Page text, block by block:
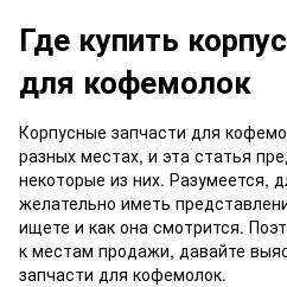
Где купить
для кофемолок
Корпусные запчасти для
разных местах, и эта статья
некоторые из них. Разумеется,
желательно иметь
ищете и как она смотрится.
к местам продажи, давайте
запчасти для кофемолок.